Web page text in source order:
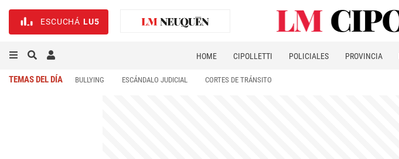
ESCUCHÁ LU5
HOME CIPOLLETTI POLICIALES PROVINCIA
TEMAS DEL DÍA BULLYING ESCÁNDALO JUDICIAL CORTES DE TRÁNSITO